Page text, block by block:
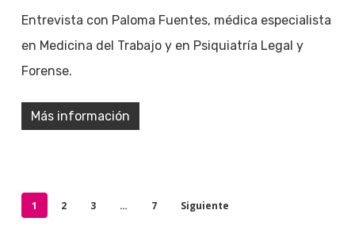
Entrevista con Paloma Fuentes, médica especialista
en Medicina del Trabajo y en Psiquiatría Legal y
Forense.
Más información
1 2 3 … 7 Siguiente